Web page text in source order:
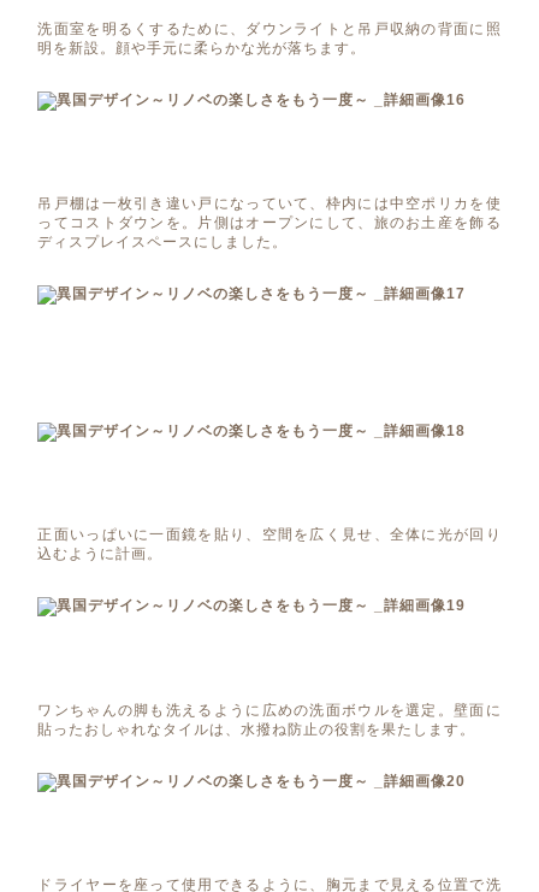
洗面室を明るくするために、ダウンライトと吊戸収納の背面に照
明を新設。顔や手元に柔らかな光が落ちます。
吊戸棚は一枚引き違い戸になっていて、枠内には中空ポリカを使
ってコストダウンを。片側はオープンにして、旅のお土産を飾る
ディスプレイスペースにしました。
正面いっぱいに一面鏡を貼り、空間を広く見せ、全体に光が回り
込むように計画。
ワンちゃんの脚も洗えるように広めの洗面ボウルを選定。壁面に
貼ったおしゃれなタイルは、水撥ね防止の役割を果たします。
ドライヤーを座って使用できるように、胸元まで見える位置で洗